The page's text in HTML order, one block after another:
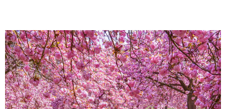
About